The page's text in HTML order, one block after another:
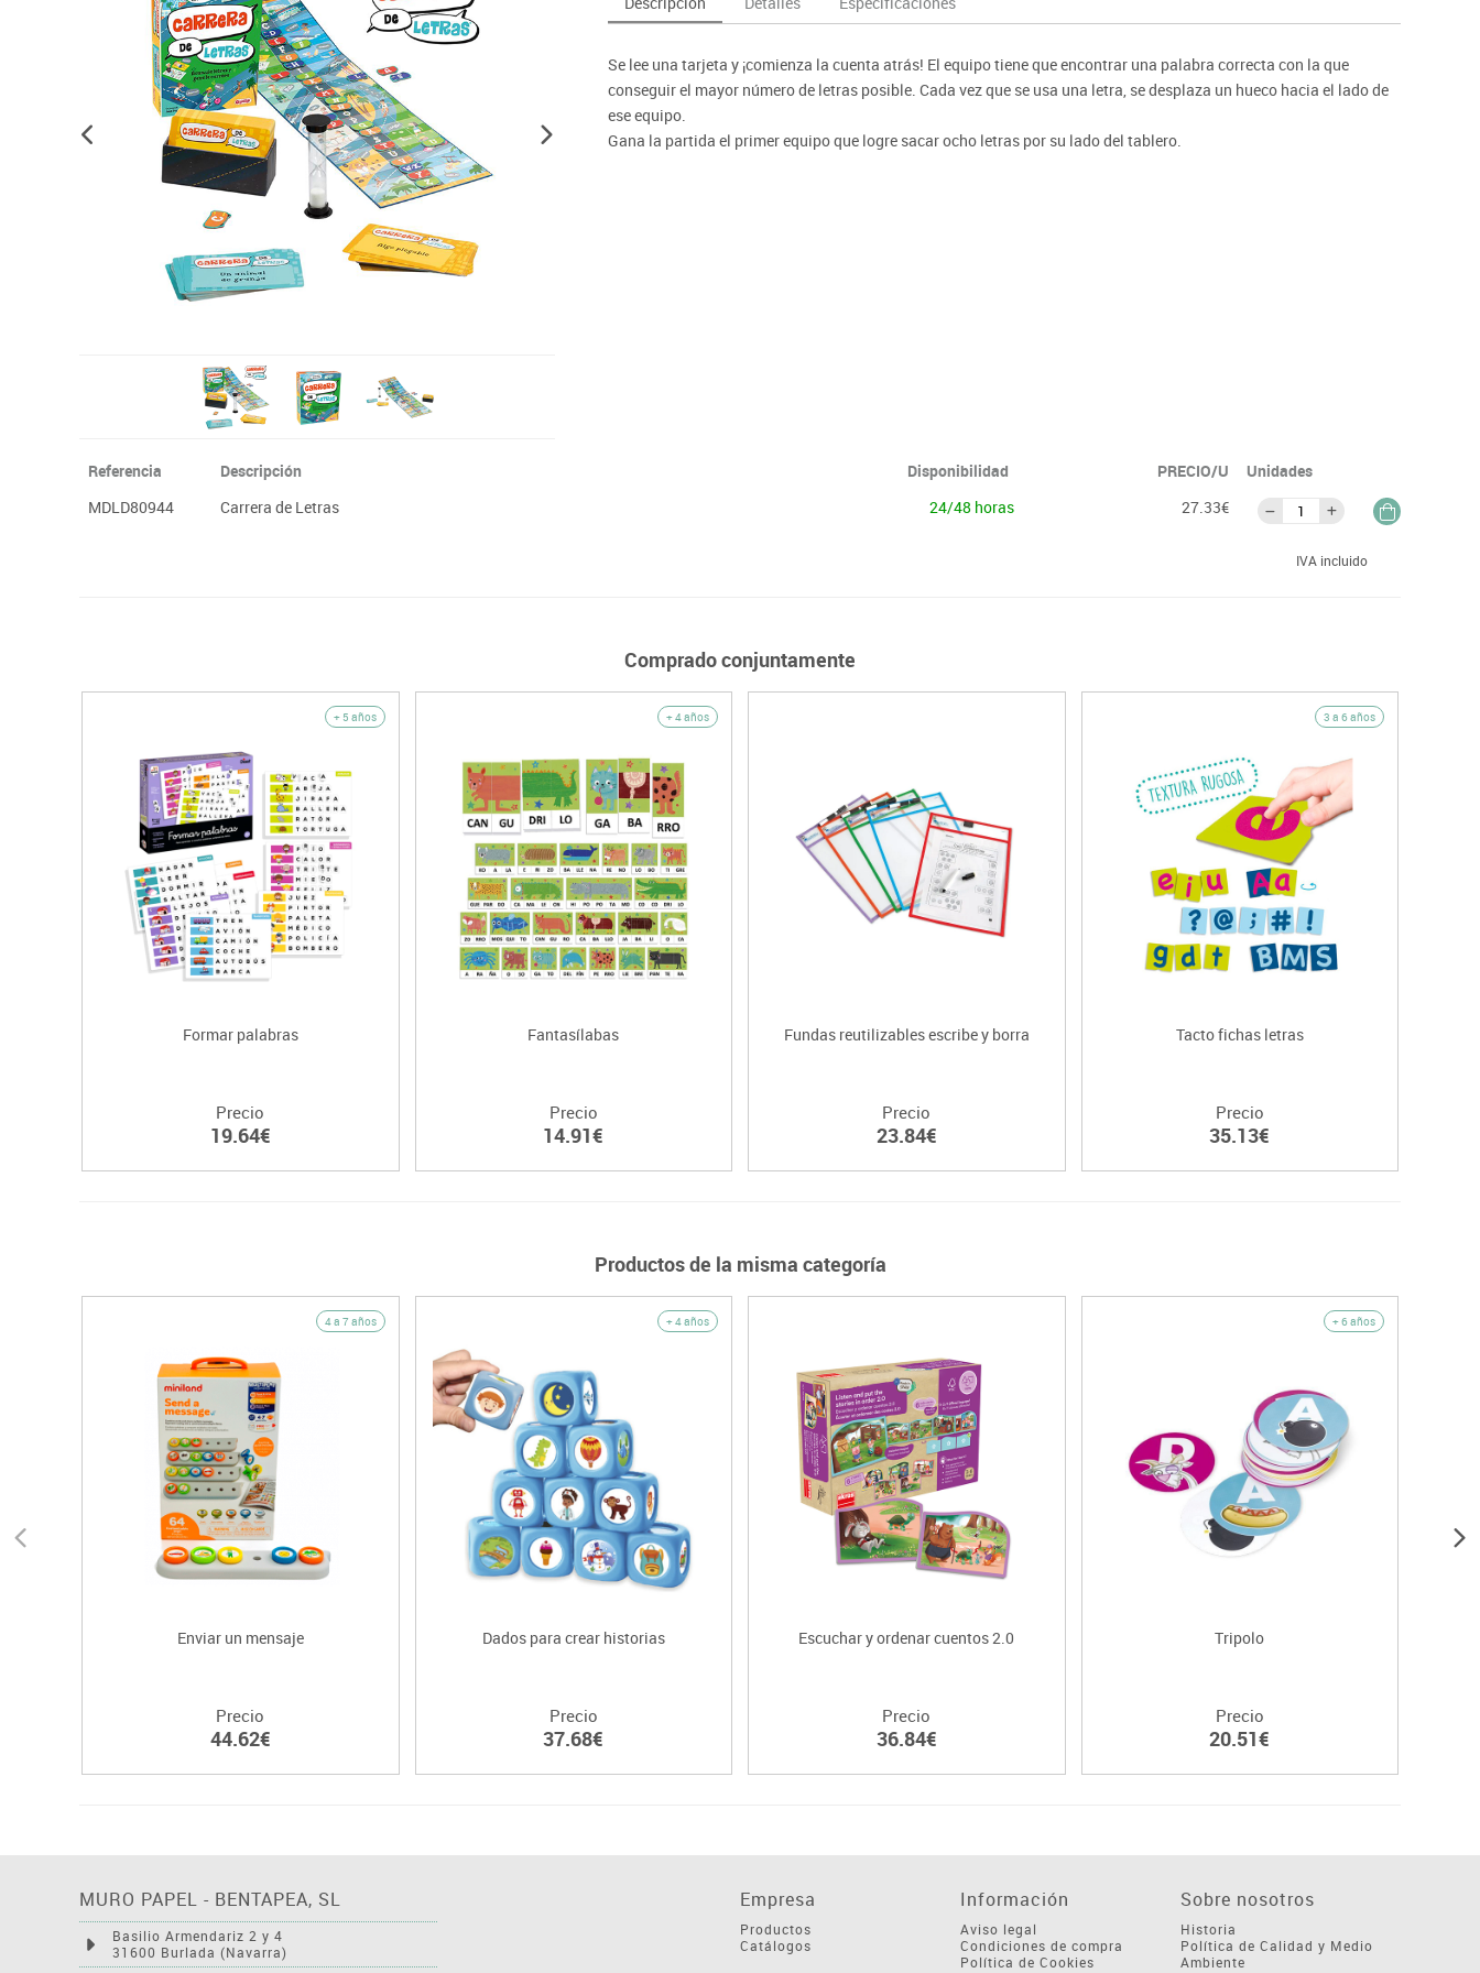
Informática
Manualidades
Material escolar
Plastifica, encuaderna, destruye
Papel y manipulados
Juegos heurísticos
Juegos de mesa
Juegos simbólicos
Pizarras, vitrinas y expositores
Deportes raqueta
Protección deportiva
Psicomotricidad
Monitores interactivos
Pantallas de proyección
Videoproyección
Se lee una tarjeta y ¡comienza la cuenta atrás! El equipo tiene que encontrar una palabra correcta con la que
conseguir el mayor número de letras posible. Cada vez que se usa una letra, se desplaza un hueco hacia el lado de
ese equipo.
Gana la partida el primer equipo que logre sacar ocho letras por su lado del tablero.
Referencia Descripción Disponibilidad PRECIO/U
Unidades
MDLD80944
Carrera de Letras 24/48 horas 27.33€
IVA incluido
Comprado conjuntamente
+ 5 años
Formar palabras
Precio
19.64€
+ 4 años
Fantasílabas
Precio
14.91€
Fundas reutilizables escribe y borra
Precio
23.84€
3 a 6 años
Tacto fichas letras
Precio
35.13€
Productos de la misma categoría
4 a 7 años
Enviar un mensaje
Precio
44.62€
+ 4 años
Dados para crear historias
Precio
37.68€
Escuchar y ordenar cuentos 2.0
Precio
36.84€
+ 6 años
Tripolo
Precio
20.51€
MURO PAPEL - BENTAPEA, SL
Basilio Armendariz 2 y 4
31600 Burlada (Navarra)
Empresa
Productos
Catálogos
Información
Aviso legal
Condiciones de compra
Política de Cookies
Sobre nosotros
Historia
Política de Calidad y Medio
Ambiente